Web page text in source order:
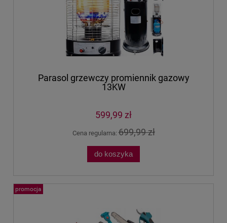
Parasol grzewczy promiennik gazowy
13KW
599,99 zł
Cena regularna:699,99 zł
do koszyka
promocja